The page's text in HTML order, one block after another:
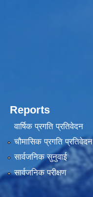
Reports
वार्षिक प्रगति प्रतिवेदन
चौमासिक प्रगति प्रतिवेदन
सार्वजनिक सुनुवाई
सार्वजनिक परीक्षण